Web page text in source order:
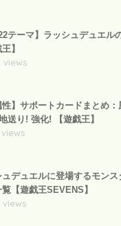
テーマ】ラッシュデュエル
】
views
性】サポートカードまとめ
送り! 強化! 【遊戯王】
views
ュデュエルに登場するモン
【遊戯王SEVENS】
views